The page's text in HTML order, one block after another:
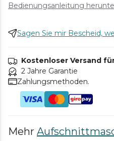
Bedienungsanleitung
Sagen Sie mir Bescheid,
Kostenloser Versand
2 Jahre Garantie
Zahlungsmethoden.
Mehr